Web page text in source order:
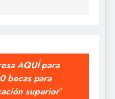
AQUÍ para
becas para
superior”